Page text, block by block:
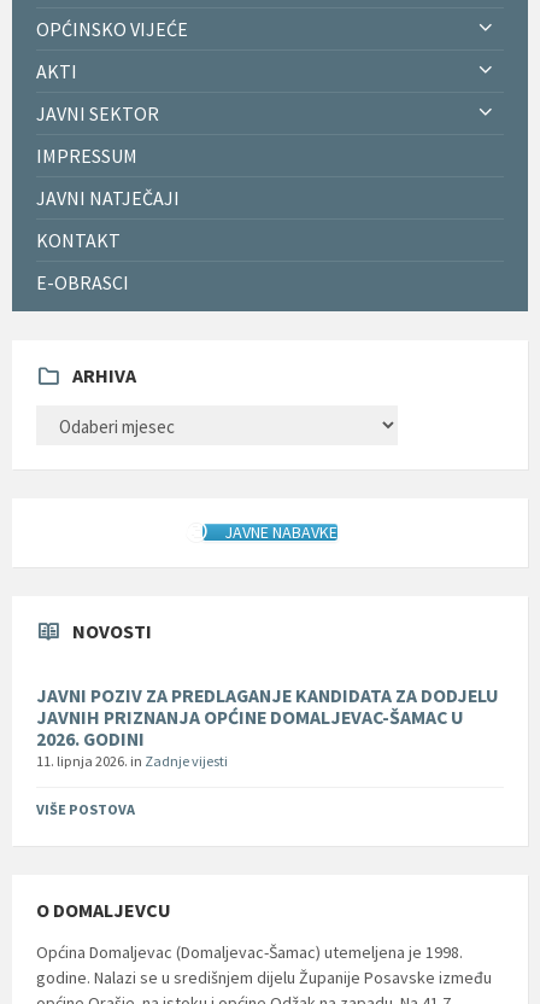
OPĆINSKO VIJEĆE
AKTI
JAVNI SEKTOR
IMPRESSUM
JAVNI NATJEČAJI
KONTAKT
E-OBRASCI
ARHIVA
JAVNE NABAVKE
NOVOSTI
JAVNI POZIV ZA PREDLAGANJE KANDIDATA ZA DODJELU
JAVNIH PRIZNANJA OPĆINE DOMALJEVAC-ŠAMAC U
2026. GODINI
11. lipnja 2026. in Zadnje vijesti
VIŠE POSTOVA
O DOMALJEVCU
Općina Domaljevac (Domaljevac-Šamac) utemeljena je 1998.
godine. Nalazi se u središnjem dijelu Županije Posavske između